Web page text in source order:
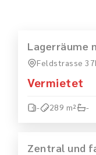
MIETEN VERMIETET
Lagerräume
Feldstrasse
Vermietet
- 289 m² -
MIETEN VERMIETET
Zentral und